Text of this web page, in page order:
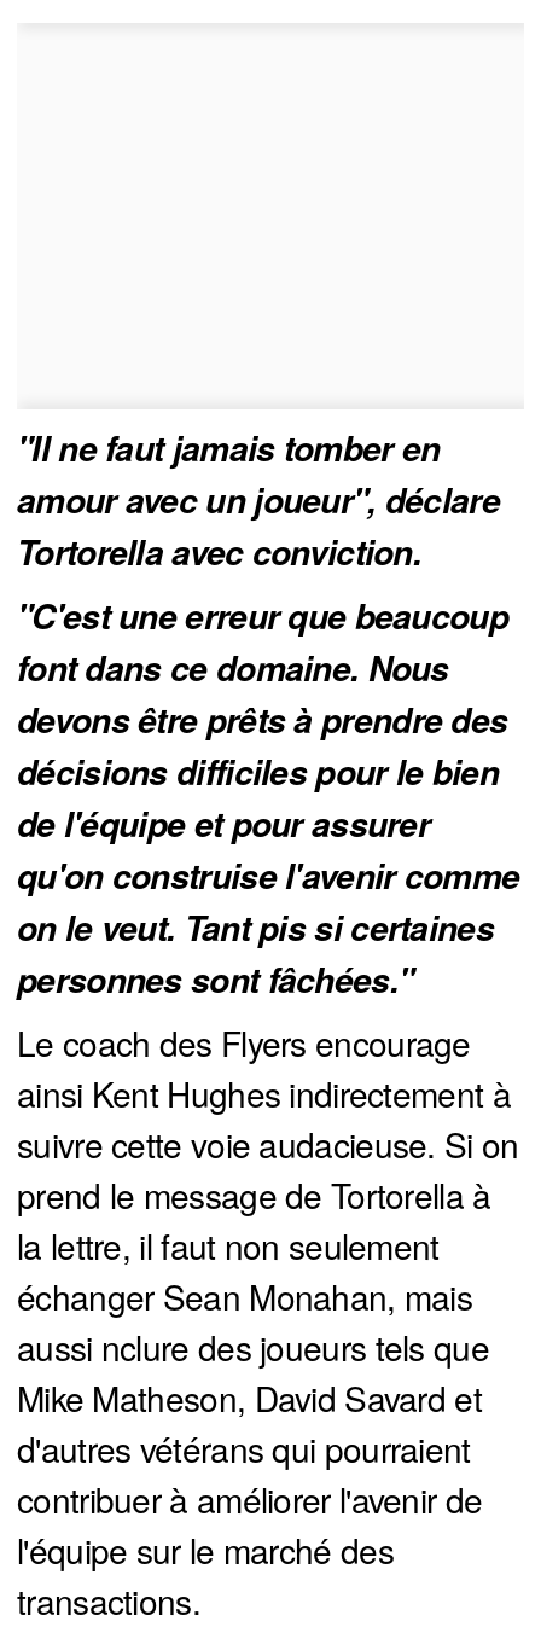
"Il ne faut jamais tomber en
amour avec un joueur", déclare
Tortorella avec conviction.
"C'est une erreur que beaucoup
font dans ce domaine. Nous
devons être prêts à prendre des
décisions difficiles pour le bien
de l'équipe et pour assurer
qu'on construise l'avenir comme
on le veut. Tant pis si certaines
personnes sont fâchées."
Le coach des Flyers encourage
ainsi Kent Hughes indirectement à
suivre cette voie audacieuse. Si on
prend le message de Tortorella à
la lettre, il faut non seulement
échanger Sean Monahan, mais
aussi nclure des joueurs tels que
Mike Matheson, David Savard et
d'autres vétérans qui pourraient
contribuer à améliorer l'avenir de
l'équipe sur le marché des
transactions.